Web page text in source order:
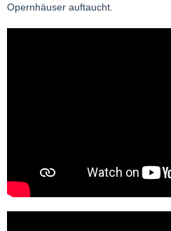
Opernhäuser auftaucht.